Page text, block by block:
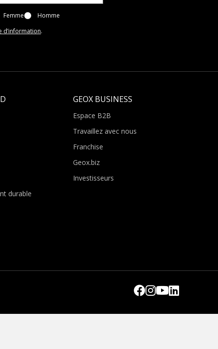
Femme
Homme
d’information.
durable
GEOX BUSINESS
Espace B2B
Travaillez avec nous
Franchise
Geox.biz
Investisseurs